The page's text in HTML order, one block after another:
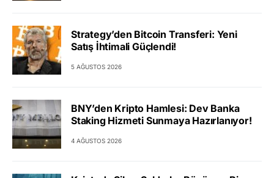
Strategy’den Bitcoin Transferi: Yeni
Satış İhtimali Güçlendi!
5 AĞUSTOS 2026
BNY’den Kripto Hamlesi: Dev Banka
Staking Hizmeti Sunmaya Hazırlanıyor!
4 AĞUSTOS 2026